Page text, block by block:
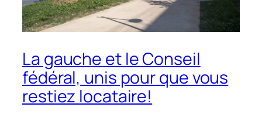
La gauche et le Conseil
fédéral, unis pour que vous
restiez locataire!